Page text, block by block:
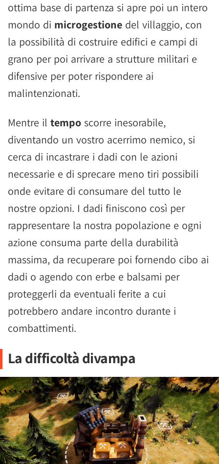
ottima base di partenza si apre poi un intero
mondo di microgestione del villaggio, con
la possibilità di costruire edifici e campi di
grano per poi arrivare a strutture militari e
difensive per poter rispondere ai
malintenzionati.
Mentre il tempo scorre inesorabile,
diventando un vostro acerrimo nemico, si
cerca di incastrare i dadi con le azioni
necessarie e di sprecare meno tiri possibili
onde evitare di consumare del tutto le
nostre opzioni. I dadi finiscono così per
rappresentare la nostra popolazione e ogni
azione consuma parte della durabilità
massima, da recuperare poi fornendo cibo ai
dadi o agendo con erbe e balsami per
proteggerli da eventuali ferite a cui
potrebbero andare incontro durante i
combattimenti.
La difficoltà divampa